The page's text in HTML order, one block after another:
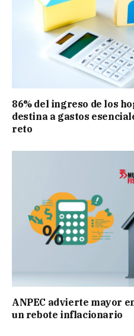
86% del ingreso de los
destina a gastos
reto
ANPEC advierte mayor
un rebote inflacionario